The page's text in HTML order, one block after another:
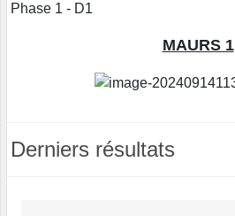
Phase 1 - D1
MAURS 1
Derniers résultats